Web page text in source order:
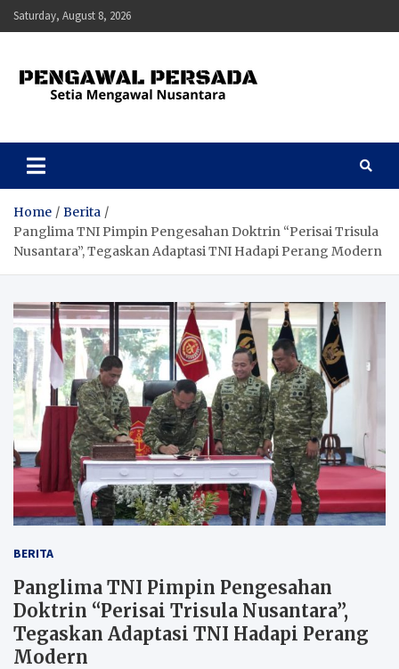
Skip
to
Saturday, August 8, 2026
Pengawal Persada
Home
Berita
Panglima TNI Pimpin Pengesahan Doktrin “Perisai Trisula
Nusantara”, Tegaskan Adaptasi TNI Hadapi Perang Modern
BERITA
Panglima TNI Pimpin Pengesahan
Doktrin “Perisai Trisula Nusantara”,
Tegaskan Adaptasi TNI Hadapi Perang
Modern